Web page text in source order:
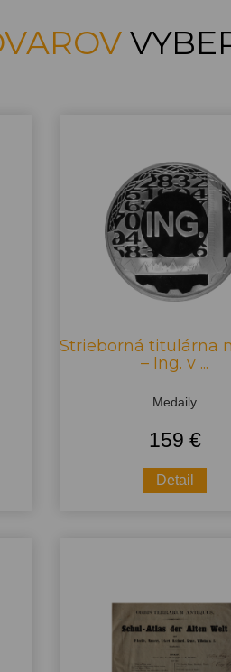
Strieborná titulárna
– Ing. v ...
Medaily
159 €
Detail